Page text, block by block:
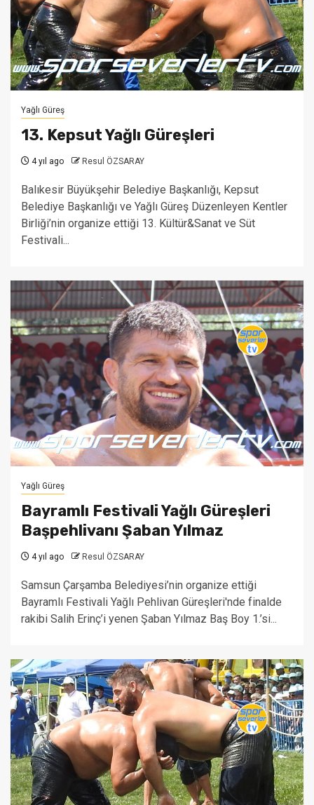
Yağlı Güreş
13. Kepsut Yağlı Güreşleri
4 yıl ago Resul ÖZSARAY
Balıkesir Büyükşehir Belediye Başkanlığı, Kepsut
Belediye Başkanlığı ve Yağlı Güreş Düzenleyen Kentler
Birliği’nin organize ettiği 13. Kültür&Sanat ve Süt
Festivali...
Yağlı Güreş
Bayramlı Festivali Yağlı Güreşleri
Başpehlivanı Şaban Yılmaz
4 yıl ago Resul ÖZSARAY
Samsun Çarşamba Belediyesi’nin organize ettiği
Bayramlı Festivali Yağlı Pehlivan Güreşleri'nde finalde
rakibi Salih Erinç’i yenen Şaban Yılmaz Baş Boy 1.’si...